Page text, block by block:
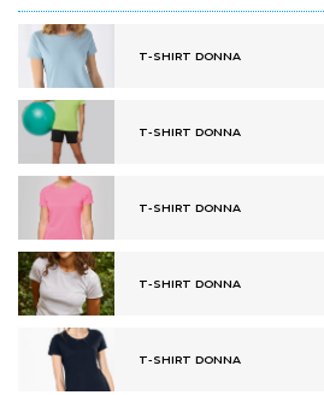
T-SHIRT DONNA
T-SHIRT DONNA
T-SHIRT DONNA
T-SHIRT DONNA
T-SHIRT DONNA